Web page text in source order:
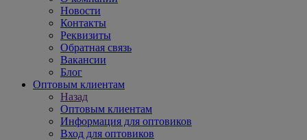
Новости
Контакты
Реквизиты
Обратная связь
Вакансии
Блог
Оптовым клиентам
Назад
Оптовым клиентам
Информация для оптовиков
Вход для оптовиков